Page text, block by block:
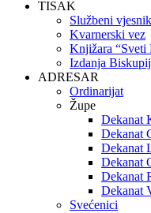
TISAK
Službeni vjesnik
Kvarnerski vez
Knjižara “Sveti
Izdanja
ADRESAR
Ordinarijat
Župe
Dekanat
Dekanat
Dekanat
Dekanat
Dekanat
Dekanat
Svećenici